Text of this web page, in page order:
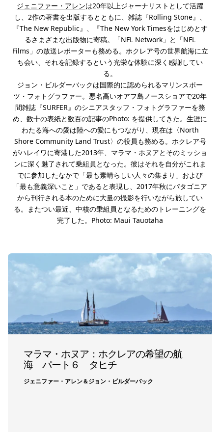
ジェニファー・アレンは20年以上ジャーナリストとして活躍
し、2作の著書を出版するとともに、雑誌『Rolling Stone』、
『The New Republic』、『The New York Timesをはじめとす
るさまざまな出版物に寄稿。「NFL Network」と「NFL
Films」の放送レポーターも務める。ホクレア号の世界航海に立
ち会い、それを記録するという光栄な体験に深く感謝してい
る。
ジョン・ビルダーバックは国際的に認められるマリンスポー
ツ・フォトグラファー。悪名高いオアフ島ノースショアで20年
間雑誌『SURFER』のシニアスタッフ・フォトグラファーを務
め、数十の表紙と数百の記事のPhoto: を提供してきた。生涯に
わたる海への愛は陸への愛にもつながり、現在は〈North
Shore Community Land Trust〉の役員も務める。ホクレア号
がハレイワに寄港した2013年、マラマ・ホヌアとそのミッショ
ンに深く魅了されて乗組員となった。彼はそれを自分がこれま
でに参加したなかで「最も素晴らしい人々の集まり」および
「最も意義深いこと」であると表現し、2017年秋にパタゴニア
から刊行される本のために大量の撮影を行いながら旅してい
る。またつい最近、中核の乗組員となるためのトレーニングを
完了した。Photo: Maui Tauotaha
マラマ・ホヌア：ホクレアの希望の航
海 パート６ タヒチ
ジェニファー・アレン＆ジョン・ビルダーバック